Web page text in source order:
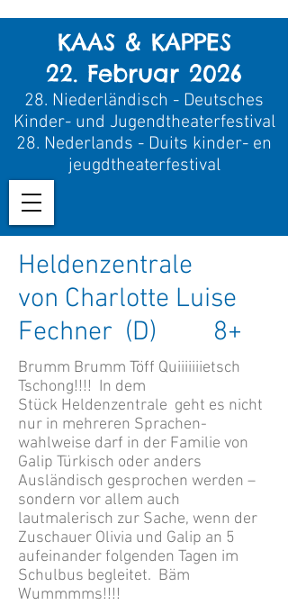
KAAS & KAPPES
22. Februar 2026
28. Niederländisch - Deutsches
Kinder- und Jugendtheaterfestival
28. Nederlands - Duits kinder- en
jeugdtheaterfestival
Heldenzentrale
von Charlotte Luise
Fechner (D) 8+
Brumm Brumm Töff Quiiiiiiietsch
Tschong!!!! In dem
Stück Heldenzentrale geht es nicht
nur in mehreren Sprachen-
wahlweise darf in der Familie von
Galip Türkisch oder anders
Ausländisch gesprochen werden –
sondern vor allem auch
lautmalerisch zur Sache, wenn der
Zuschauer Olivia und Galip an 5
aufeinander folgenden Tagen im
Schulbus begleitet. Bäm
Wummmms!!!!